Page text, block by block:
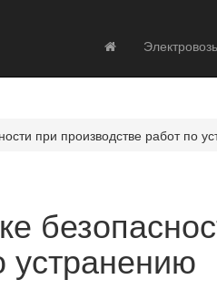
при производстве работ по
устранению